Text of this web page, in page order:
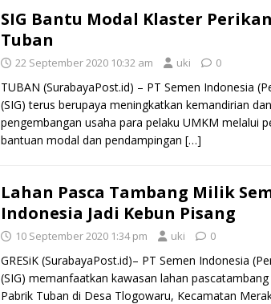
SIG Bantu Modal Klaster
Tuban
22 September 2020 10:32 am uki 0
TUBAN (SurabayaPost.id) – PT Semen Indonesia
(SIG) terus berupaya meningkatkan kemandirian dan
pengembangan usaha para pelaku UMKM melalui
bantuan modal dan pendampingan […]
Lahan Pasca Tambang Milik
Indonesia Jadi Kebun Pisang
10 September 2020 1:34 pm uki 0
GRESiK (SurabayaPost.id)– PT Semen Indonesia
(SIG) memanfaatkan kawasan lahan
Pabrik Tuban di Desa Tlogowaru, Kecamatan